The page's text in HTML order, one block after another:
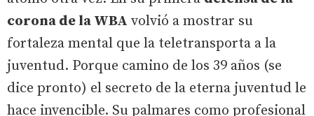
corona de la WBA volvió a mostrar su
fortaleza mental que la teletransporta a la
juventud. Porque camino de los 39 años (se
dice pronto) el secreto de la eterna juventud le
hace invencible. Su palmares como profesional